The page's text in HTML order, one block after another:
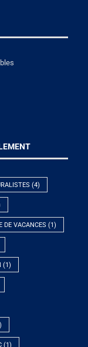
(4)
DE VACANCES (1)
(1)
(1)